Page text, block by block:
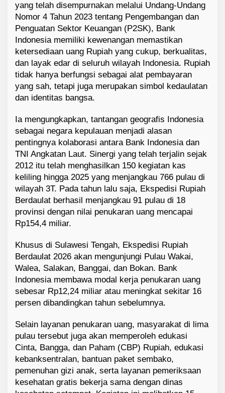
yang telah disempurnakan melalui Undang-Undang
Nomor 4 Tahun 2023 tentang Pengembangan dan
Penguatan Sektor Keuangan (P2SK), Bank
Indonesia memiliki kewenangan memastikan
ketersediaan uang Rupiah yang cukup, berkualitas,
dan layak edar di seluruh wilayah Indonesia. Rupiah
tidak hanya berfungsi sebagai alat pembayaran
yang sah, tetapi juga merupakan simbol kedaulatan
dan identitas bangsa.
Ia mengungkapkan, tantangan geografis Indonesia
sebagai negara kepulauan menjadi alasan
pentingnya kolaborasi antara Bank Indonesia dan
TNI Angkatan Laut. Sinergi yang telah terjalin sejak
2012 itu telah menghasilkan 150 kegiatan kas
keliling hingga 2025 yang menjangkau 766 pulau di
wilayah 3T. Pada tahun lalu saja, Ekspedisi Rupiah
Berdaulat berhasil menjangkau 91 pulau di 18
provinsi dengan nilai penukaran uang mencapai
Rp154,4 miliar.
Khusus di Sulawesi Tengah, Ekspedisi Rupiah
Berdaulat 2026 akan mengunjungi Pulau Wakai,
Walea, Salakan, Banggai, dan Bokan. Bank
Indonesia membawa modal kerja penukaran uang
sebesar Rp12,24 miliar atau meningkat sekitar 16
persen dibandingkan tahun sebelumnya.
Selain layanan penukaran uang, masyarakat di lima
pulau tersebut juga akan memperoleh edukasi
Cinta, Bangga, dan Paham (CBP) Rupiah, edukasi
kebanksentralan, bantuan paket sembako,
pemenuhan gizi anak, serta layanan pemeriksaan
kesehatan gratis bekerja sama dengan dinas